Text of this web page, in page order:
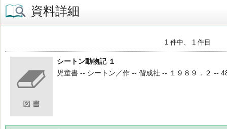
資料詳細
1 件中、 1 件目
シートン動物記 １
児童書 -- シートン／作 -- 偕成社 -- １９８９．２ --